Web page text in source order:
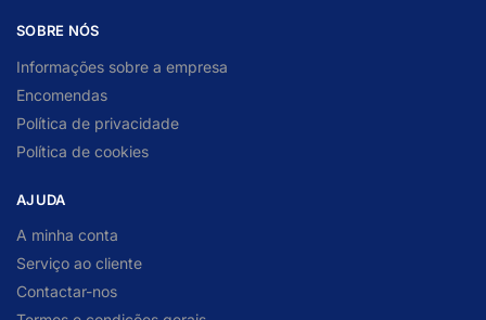
SOBRE NÓS
Informações sobre a empresa
Encomendas
Política de privacidade
Política de cookies
AJUDA
A minha conta
Serviço ao cliente
Contactar-nos